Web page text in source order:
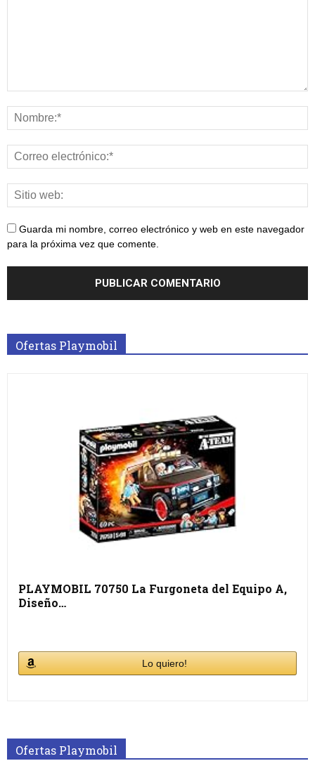
Guarda mi nombre, correo electrónico y web en este navegador
para la próxima vez que comente.
Ofertas Playmobil
PLAYMOBIL 70750 La Furgoneta del Equipo A,
Diseño…
Lo quiero!
Ofertas Playmobil